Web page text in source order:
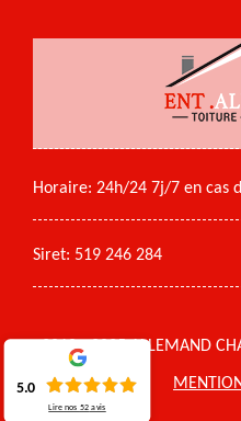
Horaire: 24h/24 7j/7 en cas
Siret: 519 246 284
2018 - 2025 ALLEMAND
5.0
Lire nos52 avis